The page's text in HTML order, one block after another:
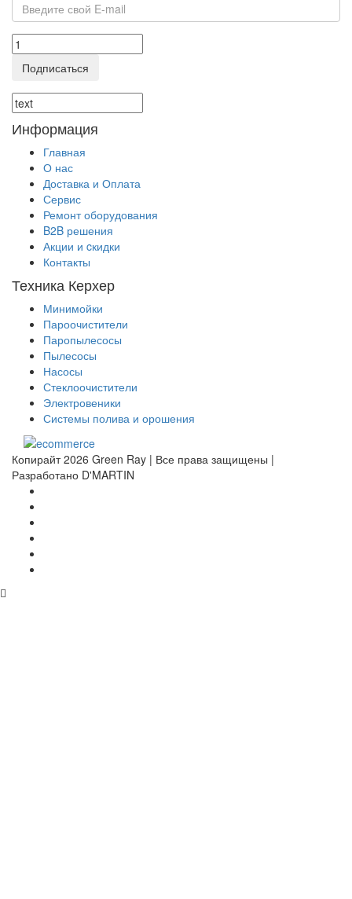
Подписаться
Информация
Главная
О нас
Доставка и Оплата
Сервис
Ремонт оборудования
B2B решения
Акции и cкидки
Контакты
Техника Керхер
Минимойки
Пароочистители
Паропылесосы
Пылесосы
Насосы
Стеклоочистители
Электровеники
Системы полива и орошения
Копирайт 2026 Green Ray | Все права защищены |
Разработано D'MARTIN